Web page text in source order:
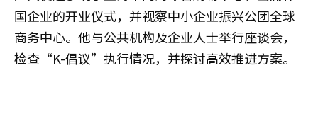
国企业的开业仪式，并视察中小企业振兴公团全球
商务中心。他与公共机构及企业人士举行座谈会，
检查“K-倡议”执行情况，并探讨高效推进方案。